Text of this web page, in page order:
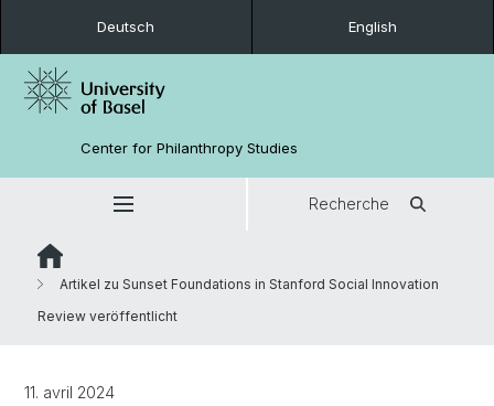
Deutsch English
Center for Philanthropy Studies
Recherche
Artikel zu Sunset Foundations in Stanford Social Innovation
Review veröffentlicht
11. avril 2024